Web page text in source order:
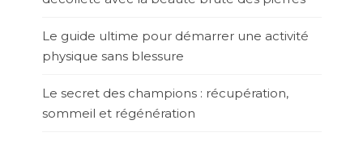
Le guide ultime pour démarrer une activité
physique sans blessure
Le secret des champions : récupération,
sommeil et régénération